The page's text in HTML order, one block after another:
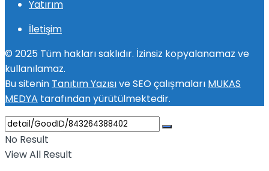
Yatırım
İletişim
© 2025 Tüm hakları saklıdır. İzinsiz kopyalanamaz ve
kullanılamaz.
Bu sitenin Tanıtım Yazısıve SEO çalışmaları MUKAS
MEDYA tarafından yürütülmektedir.
No Result
View All Result